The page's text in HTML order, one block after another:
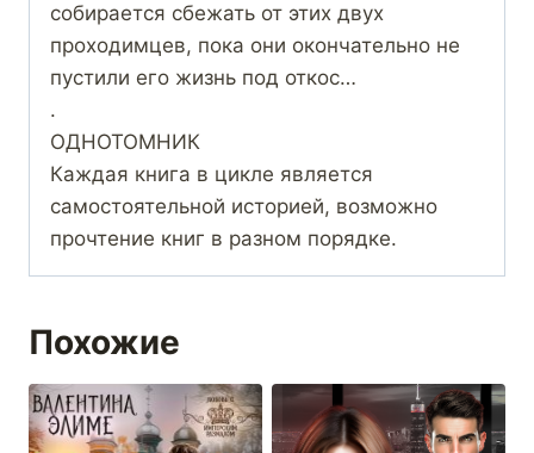
собирается сбежать от этих двух
проходимцев, пока они окончательно не
пустили его жизнь под откос…
.
ОДНОТОМНИК
Каждая книга в цикле является
самостоятельной историей, возможно
прочтение книг в разном порядке.
Похожие